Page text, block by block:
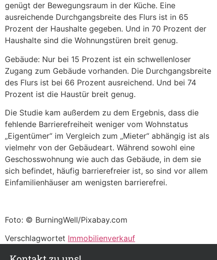
genügt der Bewegungsraum in der Küche. Eine
ausreichende Durchgangsbreite des Flurs ist in 65
Prozent der Haushalte gegeben. Und in 70 Prozent der
Haushalte sind die Wohnungstüren breit genug.
Gebäude: Nur bei 15 Prozent ist ein schwellenloser
Zugang zum Gebäude vorhanden. Die Durchgangsbreite
des Flurs ist bei 66 Prozent ausreichend. Und bei 74
Prozent ist die Haustür breit genug.
Die Studie kam außerdem zu dem Ergebnis, dass die
fehlende Barrierefreiheit weniger vom Wohnstatus
„Eigentümer“ im Vergleich zum „Mieter“ abhängig ist als
vielmehr von der Gebäudeart. Während sowohl eine
Geschosswohnung wie auch das Gebäude, in dem sie
sich befindet, häufig barrierefreier ist, so sind vor allem
Einfamilienhäuser am wenigsten barrierefrei.
Foto: © BurningWell/Pixabay.com
Verschlagwortet Immobilienverkauf